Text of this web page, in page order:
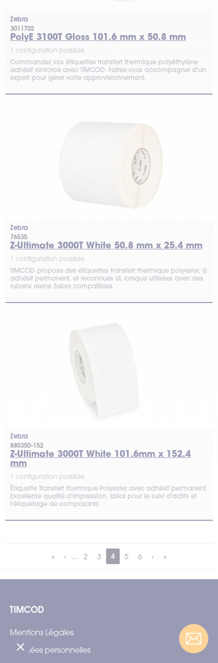
Zebra
3011702
PolyE 3100T Gloss 101.6 mm x 50.8 mm
1 configuration possible.
Commandez vos étiquettes transfert thermique polyéthylène
adhésif renforcé avec TIMCOD. Faites-vous accompagner d'un
expert pour gérer votre approvisionnement.
Zebra
76535
Z-Ultimate 3000T White 50.8 mm x 25.4 mm
1 configuration possible.
TIMCOD propose des étiquettes transfert thermique polyester, à
adhésif permanent, et reconnues UL lorsque utilisées avec des
rubans résine Zebra compatibles.
Zebra
880350-152
Z-Ultimate 3000T White 101.6mm x 152.4
mm
1 configuration possible.
Étiquette Transfert thermique Polyester avec adhésif permanent.
Excellente qualité d'impression. Idéal pour le suivi d'actifs et
l'étiquetage de composants.
… 2 3 4 5 6
TIMCOD
Mentions Légales
Données personnelles